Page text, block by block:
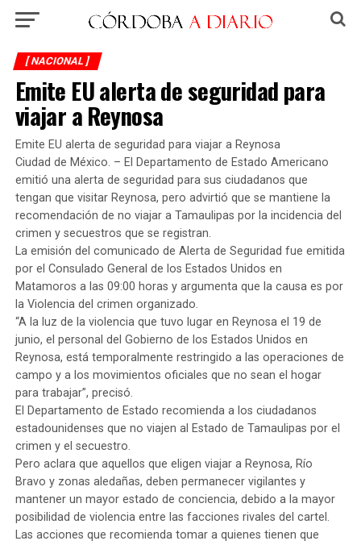
[ NACIONAL ]
Emite EU alerta de seguridad para
viajar a Reynosa
Emite EU alerta de seguridad para viajar a Reynosa
Ciudad de México. – El Departamento de Estado Americano
emitió una alerta de seguridad para sus ciudadanos que
tengan que visitar Reynosa, pero advirtió que se mantiene la
recomendación de no viajar a Tamaulipas por la incidencia del
crimen y secuestros que se registran.
La emisión del comunicado de Alerta de Seguridad fue emitida
por el Consulado General de los Estados Unidos en
Matamoros a las 09:00 horas y argumenta que la causa es por
la Violencia del crimen organizado.
“A la luz de la violencia que tuvo lugar en Reynosa el 19 de
junio, el personal del Gobierno de los Estados Unidos en
Reynosa, está temporalmente restringido a las operaciones de
campo y a los movimientos oficiales que no sean el hogar
para trabajar”, precisó.
El Departamento de Estado recomienda a los ciudadanos
estadounidenses que no viajen al Estado de Tamaulipas por el
crimen y el secuestro.
Pero aclara que aquellos que eligen viajar a Reynosa, Río
Bravo y zonas aledañas, deben permanecer vigilantes y
mantener un mayor estado de conciencia, debido a la mayor
posibilidad de violencia entre las facciones rivales del cartel.
Las acciones que recomienda tomar a quienes tienen que